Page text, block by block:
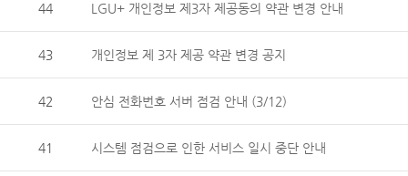
44 LGU+ 개인정보 제3자 제공동의 약관 변경 안내
43 개인정보 제 3자 제공 약관 변경 공지
42 안심 전화번호 서버 점검 안내 (3/12)
41 시스템 점검으로 인한 서비스 일시 중단 안내